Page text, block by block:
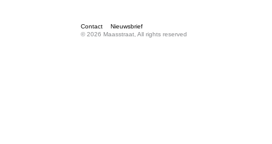
Contact
Nieuwsbrief
© 2026 Maasstraat, All rights reserved